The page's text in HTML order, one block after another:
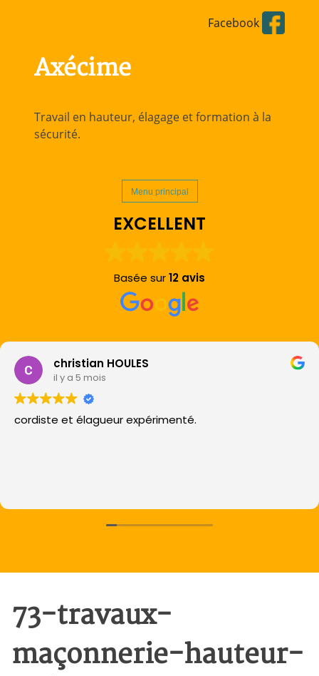
contenuAxécime
Travail en hauteur, élagage et formation à la
sécurité.
Menu principal
Facebook
EXCELLENT
Basée sur12 avis
christian HOULES
il y a 5 mois
cordiste et élagueur expérimenté.
73-travaux-
maçonnerie-hauteur-